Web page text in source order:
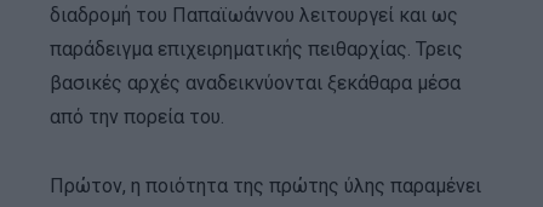
διαδρομή του Παπαϊωάννου λειτουργεί και ως
παράδειγμα επιχειρηματικής πειθαρχίας. Τρεις
βασικές αρχές αναδεικνύονται ξεκάθαρα μέσα
από την πορεία του.
Πρώτον, η ποιότητα της πρώτης ύλης παραμένει